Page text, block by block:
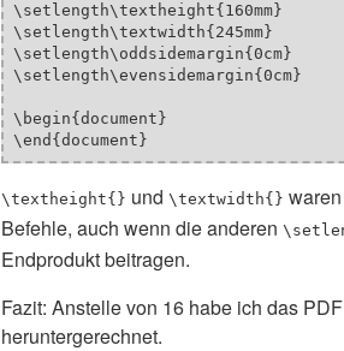
\setlength\textheight{160mm}
\setlength\textwidth{245mm}
\setlength\oddsidemargin{0cm}
\setlength\evensidemargin{0cm}
\begin{document}
\textheight{} und \textwidth{}
Befehle, auch wenn die anderen
Endprodukt beitragen.
Fazit: Anstelle von 16 habe ich das
heruntergerechnet.